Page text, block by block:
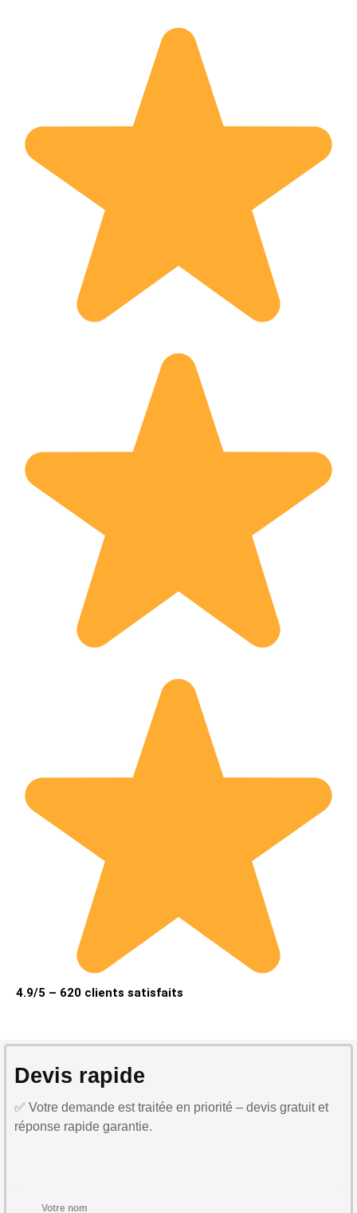
4.9/5 – 620 clients satisfaits
Devis rapide
✅ Votre demande est traitée en priorité – devis gratuit et
réponse rapide garantie.
Votre nom